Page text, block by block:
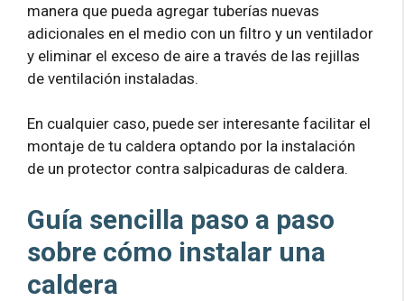
manera que pueda agregar tuberías nuevas
adicionales en el medio con un filtro y un ventilador
y eliminar el exceso de aire a través de las rejillas
de ventilación instaladas.
En cualquier caso, puede ser interesante facilitar el
montaje de tu caldera optando por la instalación
de un protector contra salpicaduras de caldera.
Guía sencilla paso a paso
sobre cómo instalar una
caldera